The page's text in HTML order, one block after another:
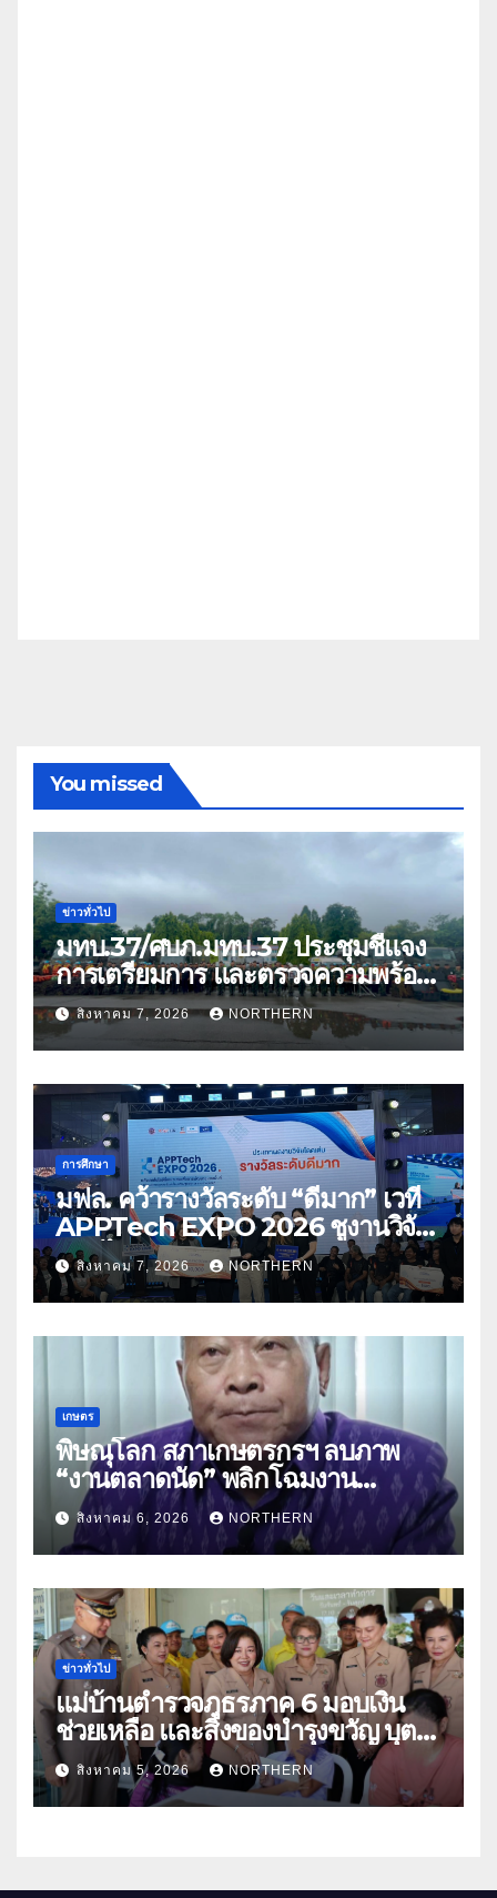
You missed
ข่าวทั่วไป
มทบ.37/ศบภ.มทบ.37 ประชุมชี้แจง
การเตรียมการ และตรวจความพร้อม
ด้านการบรรเทาสาธารณภัย
สิงหาคม 7, 2026 NORTHERN
การศึกษา
มฟล. คว้ารางวัลระดับ “ดีมาก” เวที
APPTech EXPO 2026 ชูงานวิจัย
สมุนไพร ขับเคลื่อนนวัตกรรมสู่เชิง
พาณิชย์
สิงหาคม 7, 2026 NORTHERN
เกษตร
พิษณุโลก สภาเกษตรกรฯ ลบภาพ
“งานตลาดนัด” พลิกโฉมงาน
“เกษตรรุ่งเรืองเมืองสองแคว 69” มุ่ง
ประโยชน์เกษตรกร ดึงนวัตกรรม-จับ
คู่ธุรกิจดันสินค้าเกษตรสู่สากล (คลิป)
สิงหาคม 6, 2026 NORTHERN
ข่าวทั่วไป
แม่บ้านตำรวจภูธรภาค 6 มอบเงิน
ช่วยเหลือ และสิ่งของบำรุงขวัญ บุตร-
ธิดา ข้าราชการตำรวจจังหวัด
อุทัยธานี
สิงหาคม 5, 2026 NORTHERN